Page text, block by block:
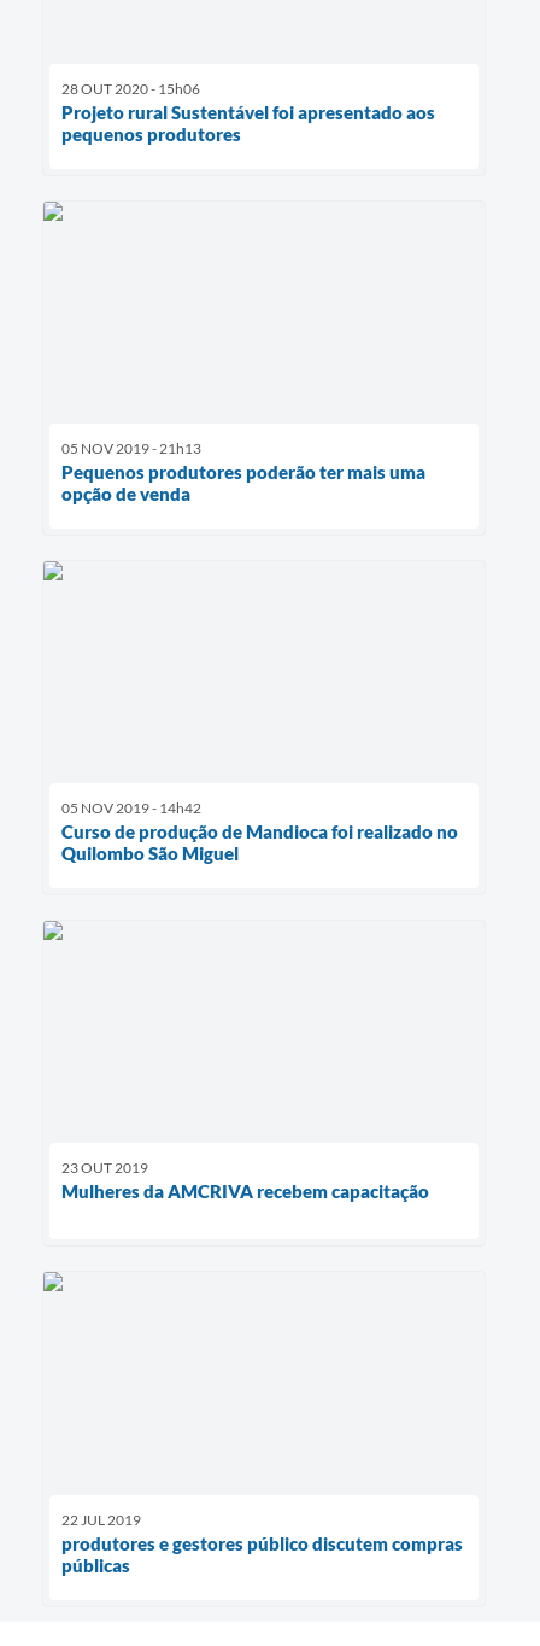
28 OUT 2020 - 15h06
Projeto rural Sustentável foi apresentado aos
pequenos produtores
05 NOV 2019 - 21h13
Pequenos produtores poderão ter mais uma
opção de venda
05 NOV 2019 - 14h42
Curso de produção de Mandioca foi realizado no
Quilombo São Miguel
23 OUT 2019
Mulheres da AMCRIVA recebem capacitação
22 JUL 2019
produtores e gestores público discutem compras
públicas